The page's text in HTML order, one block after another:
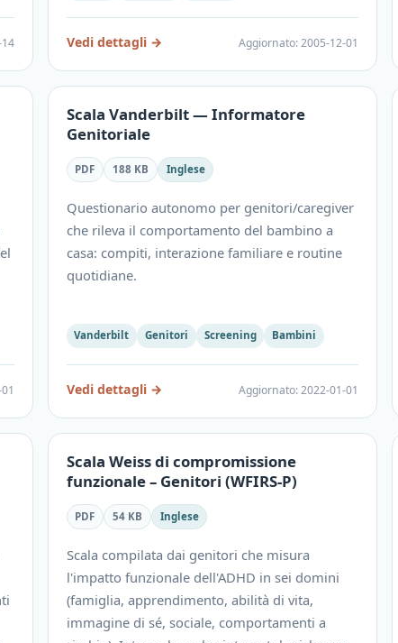
Vedi dettagli→ Aggiornato:2005-12-01
Scala Vanderbilt — Informatore
Genitoriale
PDF 188 KB Inglese
Questionario autonomo per genitori/caregiver
che rileva il comportamento del bambino a
casa: compiti, interazione familiare e routine
quotidiane.
Vanderbilt Genitori Screening Bambini
Vedi dettagli→ Aggiornato:2022-01-01
Scala Weiss di compromissione
funzionale – Genitori (WFIRS-P)
PDF 54 KB Inglese
Scala compilata dai genitori che misura
l'impatto funzionale dell'ADHD in sei domini
(famiglia, apprendimento, abilità di vita,
immagine di sé, sociale, comportamenti a